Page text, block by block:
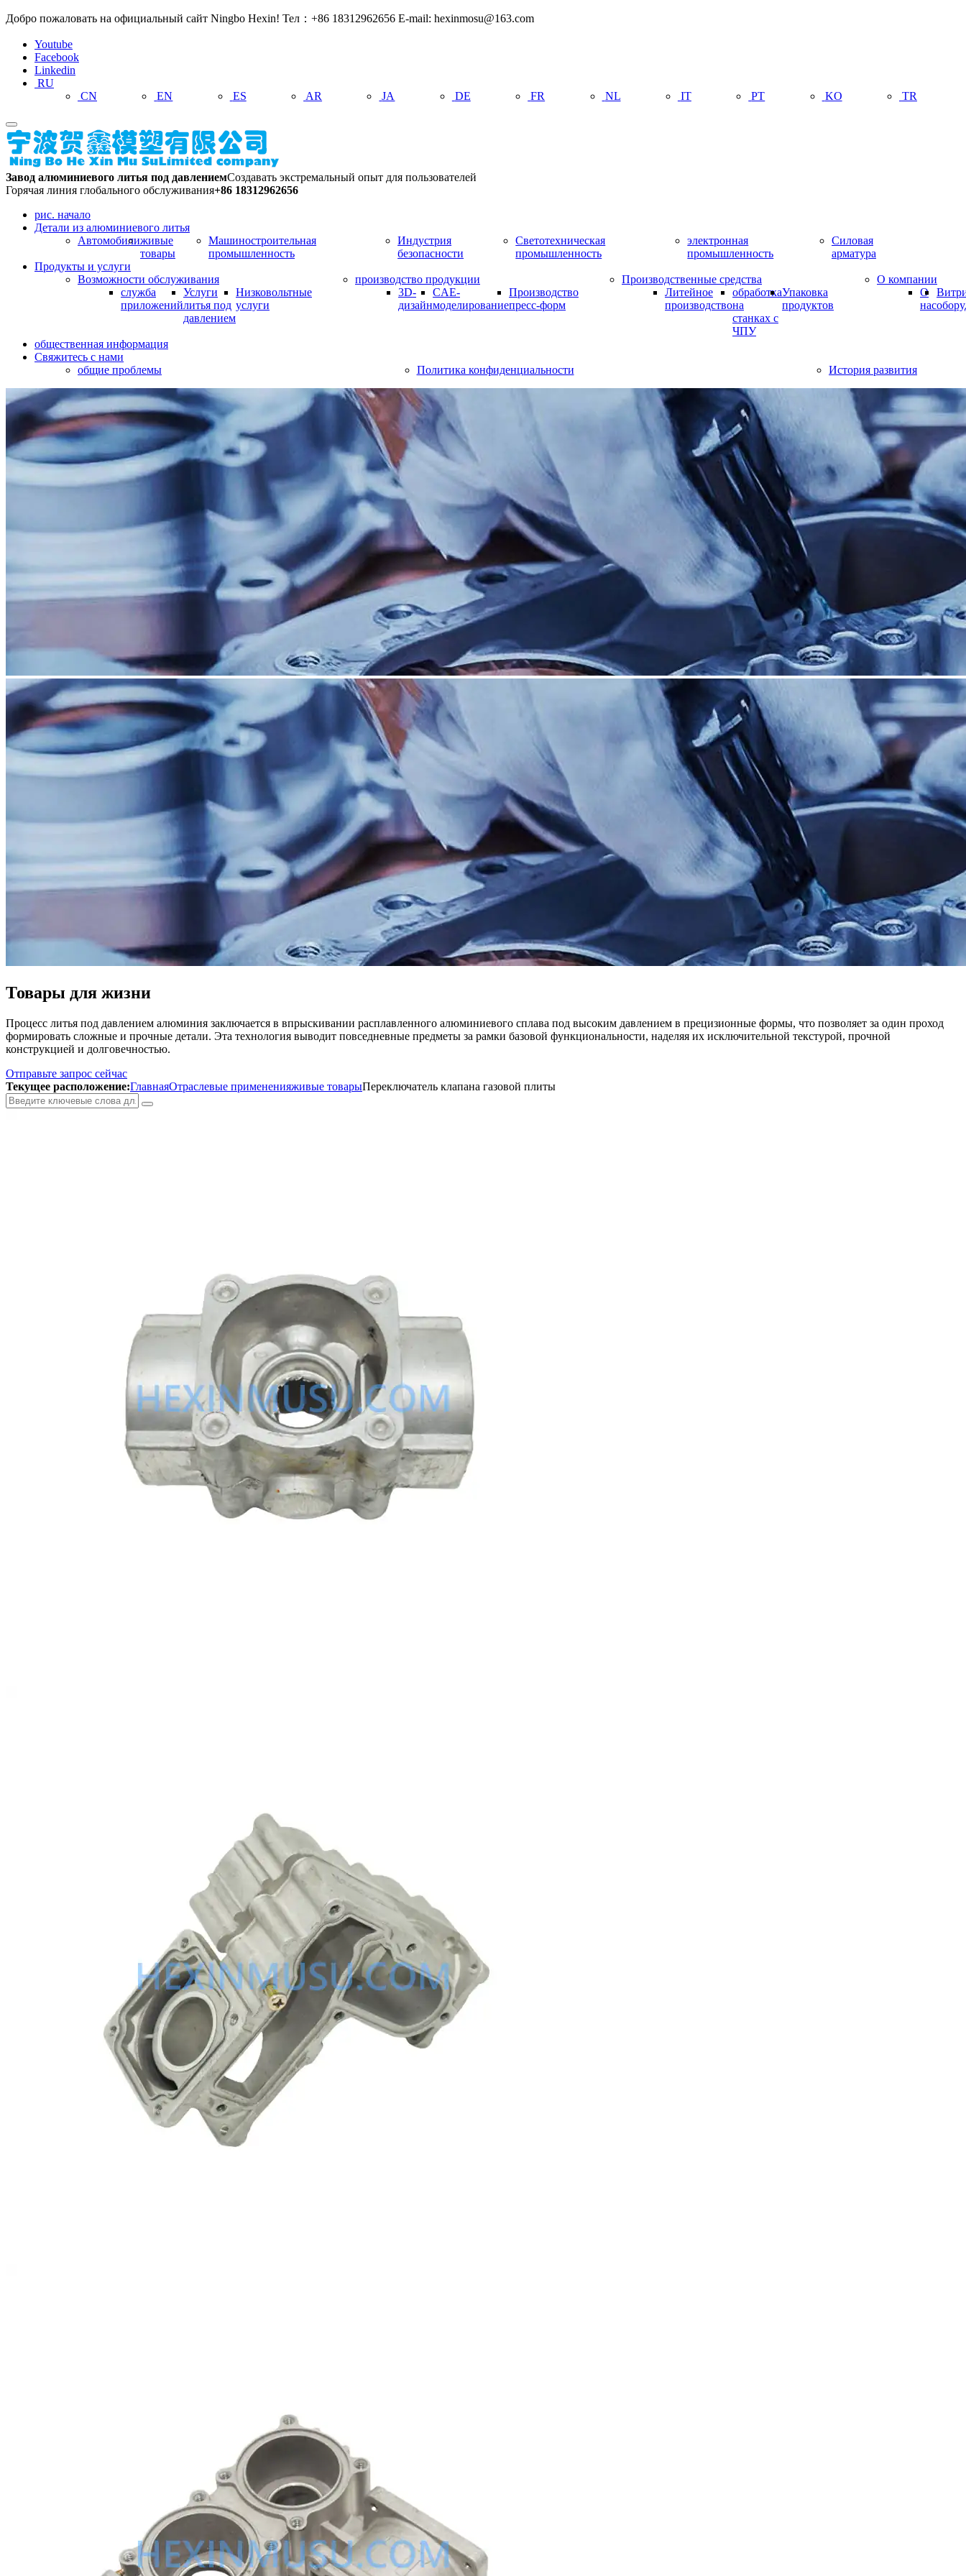
Добро пожаловать на официальный сайт Ningbo Hexin! Тел：+86 18312962656 E-mail: hexinmosu@163.com
Youtube
Facebook
Linkedin
RU
CN
EN ES AR JA DE FR NL IT PT KO TR
Завод алюминиевого литья под давлениемСоздавать экстремальный опыт для пользователей
Горячая линия глобального обслуживания+86 18312962656
рис. начало
Детали из алюминиевого литья
Автомобилиживые
товары
Машиностроительная
промышленность
Индустрия
безопасности
Светотехническая
промышленность
электронная
промышленность
Силовая
арматура
Продукты и услуги
Возможности обслуживания
служба
приложений
Услуги
литья под
давлением
Низковольтные
услуги
производство продукции
3D-
дизайн
CAE-
моделирование
Производство
пресс-форм
Производственные средства
Литейное
производство
обработка
на
станках с
ЧПУ
Упаковка
продуктов
О компании
О
нас
общественная информация
Свяжитесь с нами
общие проблемы
Политика конфиденциальности История развития
Товары для жизни
Процесс литья под давлением алюминия заключается в впрыскивании расплавленного алюминиевого сплава под высоким давлением в прецизионные формы, что позволяет за один проход
формировать сложные и прочные детали. Эта технология выводит повседневные предметы за рамки базовой функциональности, наделяя их исключительной текстурой, прочной
конструкцией и долговечностью.
Отправьте запрос сейчас
Текущее расположение:ГлавнаяОтраслевые примененияживые товарыПереключатель клапана газовой плиты